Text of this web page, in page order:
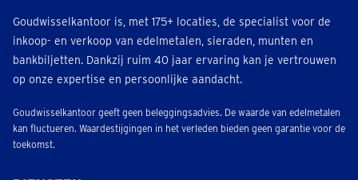
Geraardsbergen
Grotestraat 56
Geopend• Sluit om 17:30
Afspraak inplannen
Goudwisselkantoor is, met 175+ locaties, de specialist voor de
inkoop- en verkoop van edelmetalen, sieraden, munten en
bankbiljetten. Dankzij ruim 40 jaar ervaring kan je vertrouwen
op onze expertise en persoonlijke aandacht.
Goudwisselkantoor geeft geen beleggingsadvies. De waarde van edelmetalen
kan fluctueren. Waardestijgingen in het verleden bieden geen garantie voor de
toekomst.